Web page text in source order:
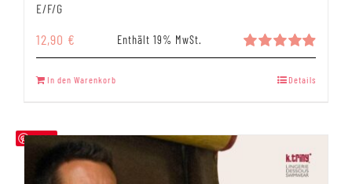
E/F/G
Bewertet
4.93
12,90 € Enthält 19% MwSt.
In den Warenkorb Details
Save